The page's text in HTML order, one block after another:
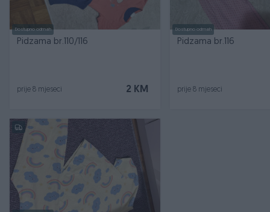
Dostupno odmah
Pidzama br.110/116
2 KM
prije 8 mjeseci
Dostupno odmah
Pidzama br.116
prije 8 mjeseci